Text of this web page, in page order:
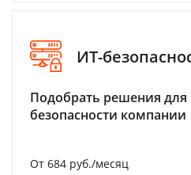
ИТ-
Подобрать решения
безопасности компании
От 684 руб./месяц